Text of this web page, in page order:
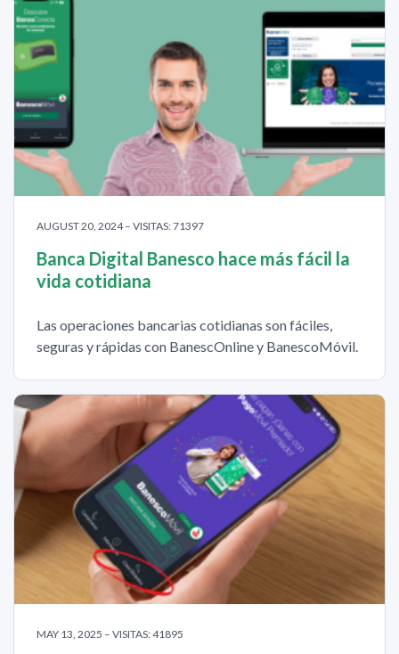
AUGUST 20, 2024 – VISITAS: 71397
Banca Digital Banesco hace más fácil la
vida cotidiana
Las operaciones bancarias cotidianas son fáciles,
seguras y rápidas con BanescOnline y BanescoMóvil.
MAY 13, 2025 – VISITAS: 41895